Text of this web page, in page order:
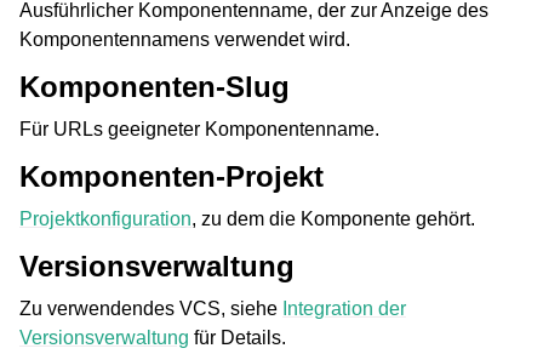
Ausführlicher Komponentenname, der zur Anzeige des
Komponentennamens verwendet wird.
Komponenten-Slug
Für URLs geeigneter Komponentenname.
Komponenten-Projekt
Projektkonfiguration, zu dem die Komponente gehört.
Versionsverwaltung
Zu verwendendes VCS, siehe Integration der
Versionsverwaltung für Details.